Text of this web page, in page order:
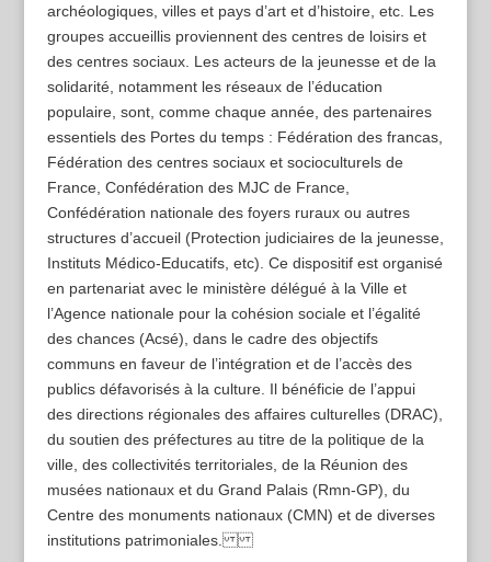
archéologiques, villes et pays d’art et d’histoire, etc. Les
groupes accueillis proviennent des centres de loisirs et
des centres sociaux. Les acteurs de la jeunesse et de la
solidarité, notamment les réseaux de l’éducation
populaire, sont, comme chaque année, des partenaires
essentiels des Portes du temps : Fédération des francas,
Fédération des centres sociaux et socioculturels de
France, Confédération des MJC de France,
Confédération nationale des foyers ruraux ou autres
structures d’accueil (Protection judiciaires de la jeunesse,
Instituts Médico-Educatifs, etc). Ce dispositif est organisé
en partenariat avec le ministère délégué à la Ville et
l’Agence nationale pour la cohésion sociale et l’égalité
des chances (Acsé), dans le cadre des objectifs
communs en faveur de l’intégration et de l’accès des
publics défavorisés à la culture. Il bénéficie de l’appui
des directions régionales des affaires culturelles (DRAC),
du soutien des préfectures au titre de la politique de la
ville, des collectivités territoriales, de la Réunion des
musées nationaux et du Grand Palais (Rmn-GP), du
Centre des monuments nationaux (CMN) et de diverses
institutions patrimoniales.